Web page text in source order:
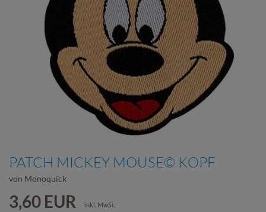
PATCH MICKEY MOUSE© KOPF
von Monoquick
3,60 EUR inkl. MwSt.